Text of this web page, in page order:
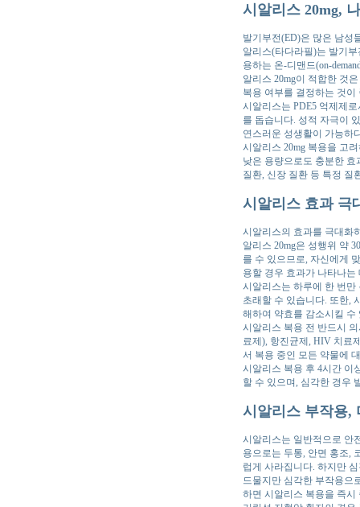
시알리스 20mg,
발기부전(ED)은 많은 남성
알리스(타다라필)는 발기
용하는 온-디맨드(on-
알리스 20mg이 적합한 것
복용 여부를 결정하는 것이
시알리스는 PDE5 억제제
를 돕습니다. 성적 자극이
연스러운 성생활이 가능하
시알리스 20mg 복용을 고
낮은 용량으로도 충분한 효
질환, 신장 질환 등 특정 질
시알리스 효과 극
시알리스의 효과를 극대화
알리스 20mg은 성행위 약
를 수 있으므로, 자신에게
용할 경우 효과가 나타나
시알리스는 하루에 한 번만
초래할 수 있습니다. 또한,
해하여 약효를 감소시킬 수
시알리스 복용 전 반드시
료제), 항진균제, HIV 치료
서 복용 중인 모든 약물에
시알리스 복용 후 4시간 이
할 수 있으며, 심각한 경우
시알리스 부작용,
시알리스는 일반적으로 안
용으로는 두통, 안면 홍조,
럽게 사라집니다. 하지만
드물지만 심각한 부작용으
하면 시알리스 복용을 즉시